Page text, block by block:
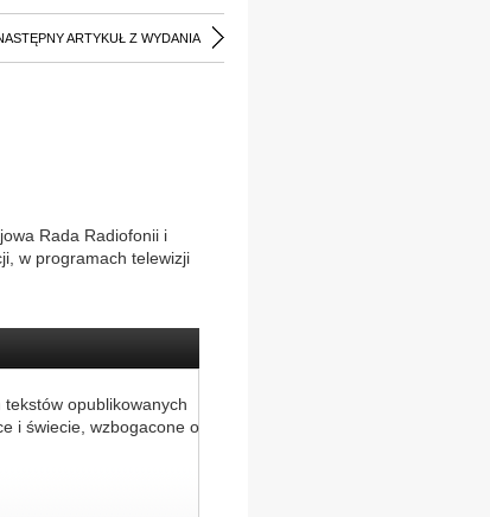
ARTYKUŁ Z WYDANIA
Rada Radiofonii i
w programach telewizji
opublikowanych
i świecie, wzbogacone o